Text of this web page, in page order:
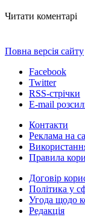
Читати коментарі
Повна версія сайту
Facebook
Twitter
RSS-стрічки
E-mail
Контакти
Реклама на
Правила
Договір
Політика у
Угода щодо
Редакція